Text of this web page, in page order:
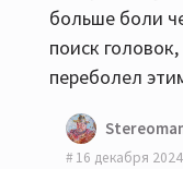
больше боли
поиск
переболел
16 декабря